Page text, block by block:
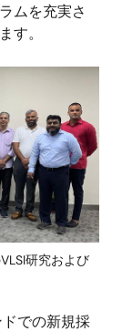
ムを充実さ
す。
研究および
での新規採